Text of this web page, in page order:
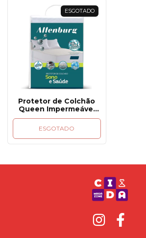
ESGOTADO
Protetor de Colchão
Queen Impermeável
com Elástico Sono E
Saúde
ESGOTADO